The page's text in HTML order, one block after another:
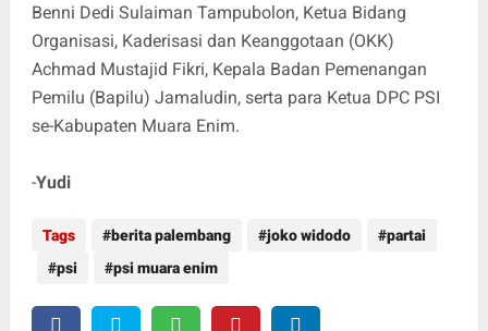
Benni Dedi Sulaiman Tampubolon, Ketua Bidang
Organisasi, Kaderisasi dan Keanggotaan (OKK)
Achmad Mustajid Fikri, Kepala Badan Pemenangan
Pemilu (Bapilu) Jamaludin, serta para Ketua DPC PSI
se-Kabupaten Muara Enim.
-Yudi
Tags berita palembang joko widodo
partai
psi
psi muara enim